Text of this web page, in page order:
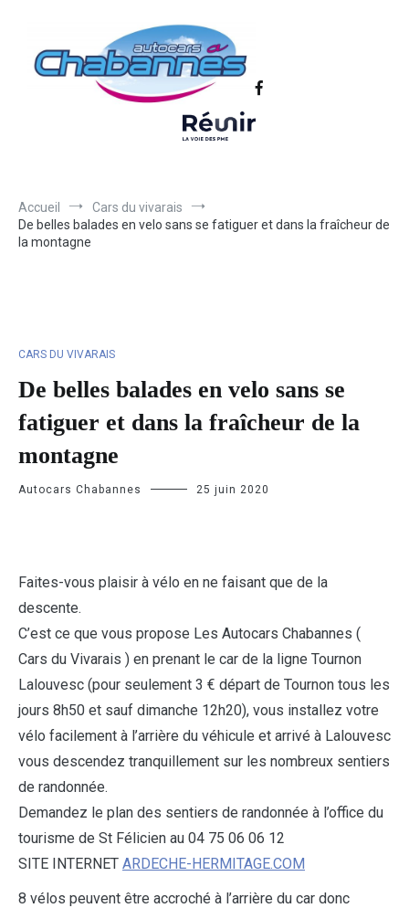
Autocars Chabannes | Transport en
Transport scolaire, Transports de personnel en Drôme Ardèche,
Transport touristique France et Europe
Accueil
Cars du vivarais
De belles balades en velo sans se fatiguer et dans la fraîcheur de
la montagne
CARS DU VIVARAIS
De belles balades en velo sans se
fatiguer et dans la fraîcheur de la
montagne
Autocars Chabannes 25 juin 2020
Faites-vous plaisir à vélo en ne faisant que de la
descente.
C’est ce que vous propose Les Autocars Chabannes (
Cars du Vivarais ) en prenant le car de la ligne Tournon
Lalouvesc (pour seulement 3 € départ de Tournon tous les
jours 8h50 et sauf dimanche 12h20), vous installez votre
vélo facilement à l’arrière du véhicule et arrivé à Lalouvesc
vous descendez tranquillement sur les nombreux sentiers
de randonnée.
Demandez le plan des sentiers de randonnée à l’office du
tourisme de St Félicien au 04 75 06 06 12
SITE INTERNET ARDECHE-HERMITAGE.COM
8 vélos peuvent être accroché à l’arrière du car donc